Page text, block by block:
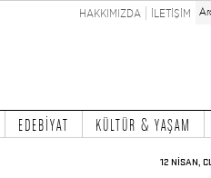
HAKKIMIZDA İLETİŞİM
EDEBİYAT KÜLTÜR & YAŞAM
12 NİSAN,